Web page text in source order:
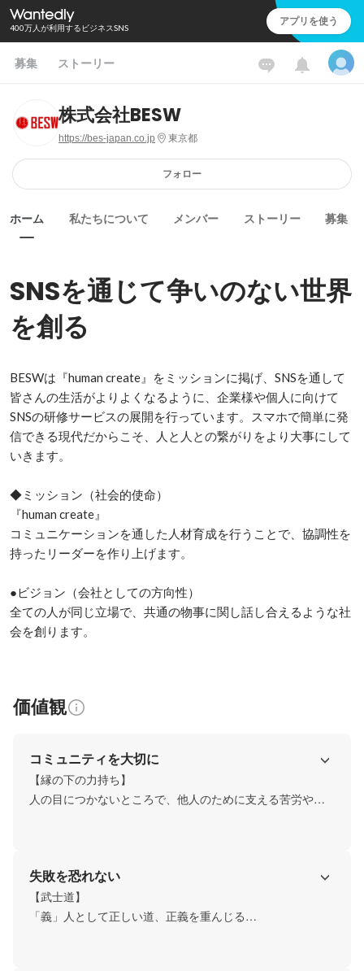
400万人が利用するビジネスSNS アプリを使う
募集 ストーリー
株式会社BESW
https://bes-japan.co.jp 東京都
フォロー
ホーム 私たちについて メンバー ストーリー 募集
SNSを通じて争いのない世界
を創る
BESWは『human create』をミッションに掲げ、SNSを通して
皆さんの生活がよりよくなるように、企業様や個人に向けて
SNSの研修サービスの展開を行っています。スマホで簡単に発
信できる現代だからこそ、人と人との繋がりをより大事にして
いきます。
◆ミッション（社会的使命）
『human create』
コミュニケーションを通した人材育成を行うことで、協調性を
持ったリーダーを作り上げます。
●ビジョン（会社としての方向性）
全ての人が同じ立場で、共通の物事に関し話し合えるような社
会を創ります。
価値観
コミュニティを大切に
【縁の下の力持ち】
人の目につかないところで、他人のために支える苦労や努
失敗を恐れない
【武士道】
「義」人として正しい道、正義を重んじる